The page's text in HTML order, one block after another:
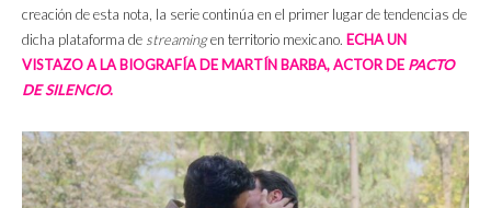
creación de esta nota, la serie continúa en el primer lugar de tendencias de
dicha plataforma de streamingen territorio mexicano. ECHA UN
VISTAZO A LA BIOGRAFÍA DE MARTÍN BARBA, ACTOR DE PACTO
DE SILENCIO.